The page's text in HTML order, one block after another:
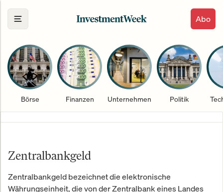
Abo
Börse Finanzen Unternehmen Politik
Zentralbankgeld
Zentralbankgeld bezeichnet die elektronische
Währungseinheit, die von der Zentralbank eines Landes